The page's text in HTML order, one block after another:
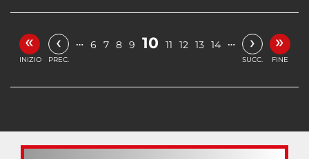
«
INIZIO
‹
PREC.
… 6 7 8 9 10 11 12 13 14 … ›
SUCC.
»
FINE